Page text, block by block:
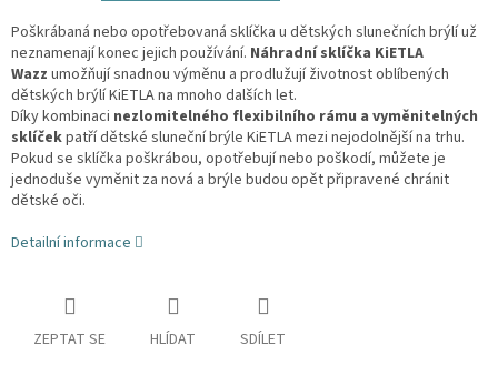
Poškrábaná nebo opotřebovaná sklíčka u dětských slunečních brýlíuž
neznamenajíkonec jejich používání. Náhradnísklíčka KiETLA
Wazz umožňujísnadnou výměnu a prodlužujíživotnostoblíbených
dětských brýlíKiETLAna mnoho dalších let.
Díkykombinaci nezlomitelného flexibilního rámu a vyměnitelných
sklíčekpatřídětské slunečníbrýle KiETLAmezi nejodolnějšína trhu.
Pokud se sklíčka poškrábou, opotřebujínebo poškodí, můžete je
jednoduše vyměnit za nová a brýle budou opětpřipravené chránit
dětské oči.
Detailní informace
ZEPTAT SE HLÍDAT SDÍLET